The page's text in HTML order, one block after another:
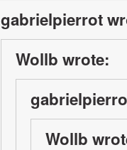
gabrielpierrot
Wollb wrote:
Wollb